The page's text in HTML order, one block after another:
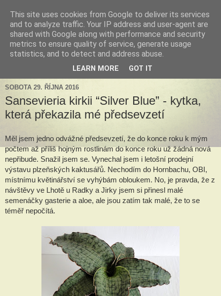
Tillandsia za okny
Tillandsie a další zelená havěť která s námi může žít v bytě,
k našim velkým radostem, nebo také starostem.
SOBOTA 29. ŘÍJNA 2016
Sansevieria kirkii “Silver Blue” - kytka,
která překazila mé předsevzetí
Měl jsem jedno odvážné předsevzetí, že do konce roku k mým
počtem až příliš hojným rostlinám do konce roku už žádná nová
nepřibude. Snažil jsem se. Vynechal jsem i letošní prodejní
výstavu plzeňských kaktusářů. Nechodím do Hornbachu, OBI,
místnímu květinářství se vyhýbám obloukem. No, je pravda, že z
návštěvy ve Lhotě u Radky a Jirky jsem si přinesl malé
semenáčky gasterie a aloe, ale jsou zatím tak malé, že to se
téměř nepočítá.
This site uses cookies from Google to deliver its services
and to analyze traffic. Your IP address and user-agent are
shared with Google along with performance and security
metrics to ensure quality of service, generate usage
statistics, and to detect and address abuse.
LEARN MORE GOT IT